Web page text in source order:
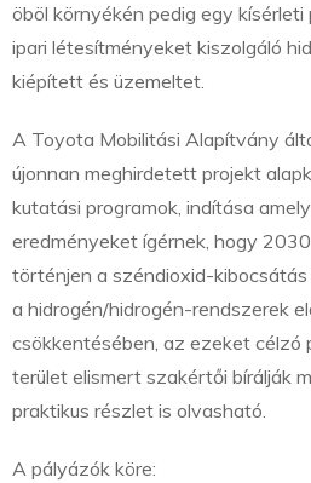
öböl környékén pedig egy
ipari létesítményeket kiszolgáló
kiépített és üzemeltet.
A Toyota Mobilitási Alapítvány
újonnan meghirdetett projekt
kutatási programok, indítása
eredményeket ígérnek, hogy
történjen a széndioxid-
a hidrogén/hidrogén-rendszerek
csökkentésében, az ezeket célzó
terület elismert szakértői bírálják
praktikus részlet is olvasható.
A pályázók köre: